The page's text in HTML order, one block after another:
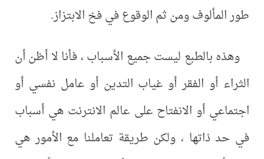
طور المألوف ومن ثم الوقوع في فخ الابتزاز.
وهذه بالطبع ليست جميع الأسباب ، فأنا لا أظن أن
الثراء أو الفقر أو غياب التدين أو عامل نفسي أو
اجتماعي أو الانفتاح على عالم الانترنت هي أسباب
في حد ذاتها ، ولكن طريقة تعاملنا مع الأمور هي